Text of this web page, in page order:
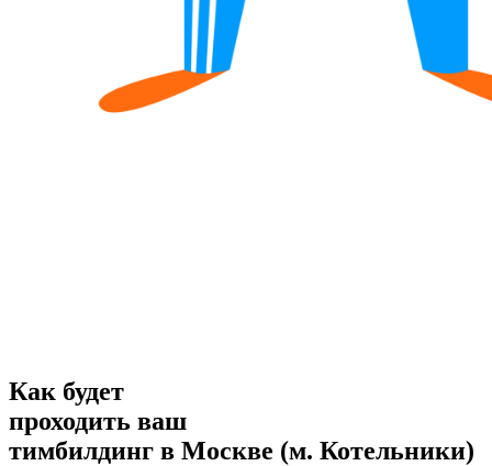
Как будет
проходить ваш
тимбилдинг в Москве (м. Котельники)